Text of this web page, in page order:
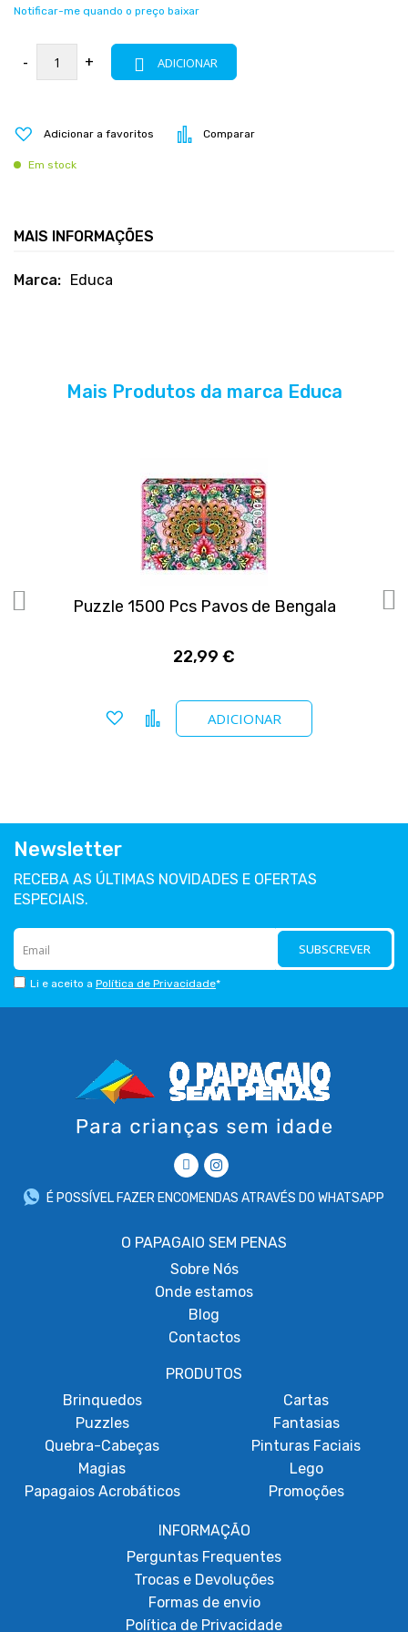
Notificar-me quando o preço baixar
- + ADICIONAR
Adicionar a favoritos Comparar
Em stock
MAIS INFORMAÇÕES
Mais
Educa
Mais Produtos da marca Educa
Puzzle 1500 Pcs Pavos de Bengala
22,99 €
ADICIONAR
Adicionar a favoritos
Comparar
Newsletter
RECEBA AS ÚLTIMAS NOVIDADES E OFERTAS
ESPECIAIS.
SUBSCREVER
Li e aceito a Política de Privacidade*
É POSSÍVEL FAZER ENCOMENDAS ATRAVÉS DO WHATSAPP
O PAPAGAIO SEM PENAS
Sobre Nós
Onde estamos
Blog
Contactos
PRODUTOS
Brinquedos
Puzzles
Quebra-Cabeças
Magias
Papagaios Acrobáticos
Cartas
Fantasias
Pinturas Faciais
Lego
Promoções
INFORMAÇÃO
Perguntas Frequentes
Trocas e Devoluções
Formas de envio
Política de Privacidade